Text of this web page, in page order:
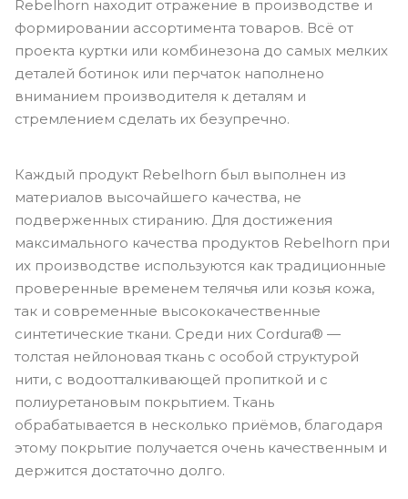
Rebelhorn находит отражение в производстве и
формировании ассортимента товаров. Всё от
проекта куртки или комбинезона до самых мелких
деталей ботинок или перчаток наполнено
вниманием производителя к деталям и
стремлением сделать их безупречно.
Каждый продукт Rebelhorn был выполнен из
материалов высочайшего качества, не
подверженных стиранию. Для достижения
максимального качества продуктов Rebelhorn при
их производстве используются как традиционные
проверенные временем телячья или козья кожа,
так и современные высококачественные
синтетические ткани. Среди них Cordura® —
толстая нейлоновая ткань с особой структурой
нити, с водоотталкивающей пропиткой и с
полиуретановым покрытием. Ткань
обрабатывается в несколько приёмов, благодаря
этому покрытие получается очень качественным и
держится достаточно долго.